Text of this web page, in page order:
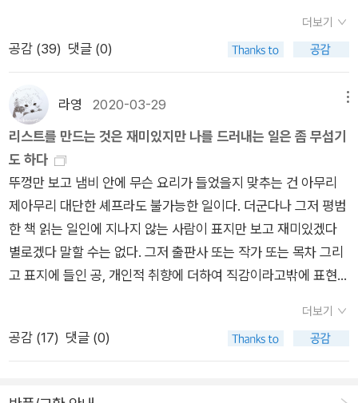
해 어딘가로 가야 하고, 어떤 시간에만 글을 쓰고, 도구는 어 째야
을 마칠 각오가 아니라면 피할 일이다.- p. 46 단풍철에 단풍을
보노라면 꽃이 생각난다. 화려했던 꽃하고는 다른 아름다움! 꽃을
피우지 못한 나무도 단풍은 아름답다. 도저히 같은 나무라고 여겨
지지 않을, 나무의 변신. 잎도 꽃도 없이 다 떨군 모습으로 겨울을
견디고, 봄이 되자 연초록 잎을 내밀고, 여름에 붉은 꽃을 피우더
니, 가을이 되자 울긋불긋한 단풍잎을 가진, 나무의 변신. 이제 그
마저 다 떨구고 겨울을 맞겠지. 단풍은 장엄한 저녁노을을 닮았
다. 특히 바다 속에 집을 짓듯 바다 위로 저무는 석양. 아침이나
마감과 같다고 생각한다. 마냥 천년만년, 아니, 영원히 산다면 우
리 삶이 절실할까? 죽음이라는 생의 마감이 있기에 살아 있는 동
안 다 아등바등하는 것 아닐까? 단지 죽음은 삶의 등에 얹혀서 숨
나오도록 교육해야 하는 게 현장 교사가 해야 할 일이 아니던가?!
코로나로 인해 온라인 개학을 한다고 하는 시점에 읽어서 인지 더
공감이 가면서 이 현실에 화가 난다. 학교에서 온라인 개학에 대
한 안내가 왔지만 역시나 쌍방향이 아닌 일방통행으로 진행이 되
는 거 같다. 내가 출근하고 혼자 있을 아이들, 혼자서 잘해주리라
믿지만 옆에서 지켜보지 못하니 답답하면서도 걱정이 된다. 그래
도 그 믿음을 가지고서 출근할 수밖에 없는 현실이니...마냥 천년
만년, 아니, 영원히 산다면 우리 삶이 절실할까? 죽음이라는 생의
마감이 있기에 살아 있는 동안 다 아등바등하는 것 아닐까? 단지
죽음은 삶의 등에 얹혀서 숨어 있다. 아니, 그림자이다. 좀체 자신
을 드러내지 않는다. 그러다 딱 한 번 모습을 드러낸다. 누구나 그
걸 알고 있다. 그러나 평소엔 죽음을 의식하지 않기에 남의 일이
다. 죽음이 자신의 일이 되었을 땐 이미 그는 죽음을 어쩌지 못한
형제 수만큼, 조카들 수만큼 휴대전화기도 같이 모였다. 휴대전화
자마자 모두들 휴대전화기 충전부터 한다. 벽의 전기 콘센트마다
도 않는 명함에 이 말을 적어놓고 있다.'쓴다,,, 또 쓴다~.'이 말은
쓰는 사람이고, 자기만의 독자가 있는 사람이지 여기 기웃 저기
학이다! p.47 _ 쓴다,,, 또 쓴다~ 문학은 그처럼 몹시 불완전한
말, 즉 '언어'를 도구로 한다! (p.51) _ 언어도단 _ 문학은 문학이
다. 언어를 도구로 언어로 문학을. 멋있는 분야. 인문학은 일단 호
통을 쳐서 기죽게 한 뒤 자신의 말을 듣게 하는 것도 아니고, 무조
건 상처를 다 받아주며 치유해주는 것도 아니다. 오로지 실체를
있는 그대로 보게 해주는 것. 그러기 위해 문학, 역사, 철학의 고
전이 필요한 것이지, 그 이상 그 이하도 아닌 듯. p.65 _ 개고생하
는 인문학! _ 인문학이 대중 속으로 들어온 것 까진 좋은데 인문
할 것 같이 느껴진다는 작가의 언급에 격한 공감을. ㅎㅎ 강자들
은 '승자 독식'에 익숙해져 좀체 자기와 다른 걸 못 참는다. 싹쓸이
에만 능하다. '너 죽고 나 죽자'라는 말에는 '네가 죽으면 나도 살
에 대한 숙고는 어떻게 우리가 다수의 이름으로 소수를 배척하고
희생시키는 ‘희생양’의 닫힌 구조 안으로 자진하여 들어가는가,
라는 질문으로도 이어진다. 한국의 심청과 성덕대왕신종부터, 혹
은 영국의 위커맨과 인도의 칼리 여신과 미국의 ‘제비뽑기’에 이
르기까지 다양한 경우의 수를 살펴봄으로써, 인신공양과 희생양
의 충격적인 결론으로부터 또 다른 차원으로 나아갈 수 있기를 희
망한다. 28호를 구입한게 엊그제일 같은데 지금 29호가 출간되
었다! 똑같은 하루하루가 지나가면서 그 시간들의 기억이 순삭되
는 지극히 보편적인 뇌과학의 현상을 내게서 보는 듯 하다. 인신
공양과 희생양이라니. 어쩌면 엔번방과도 연결지을 수 있는 내용
이 되려나. 아아, 세상은 넓고 미친놈은 자꾸만 생겨난다. 지금
읽고 있는 책은 이렇게 두 권이다. 오랫만에 사무실에 혼자 있으
면서 책만 읽으려니 너무 집중하는 것 같아 잠시 딴짓 중. 아니
뭐, 사실 그렇게 집중을 한 것도 아니지만.몽유병자들은 주말에
더보기
공감 (39) 댓글 (0)
라영 2020-03-29
리스트를 만드는 것은 재미있지만 나를 드러내는 일은 좀 무섭기
도 하다
뚜껑만 보고 냄비 안에 무슨 요리가 들었을지 맞추는 건 아무리
제아무리 대단한 셰프라도 불가능한 일이다. 더군다나 그저 평범
한 책 읽는 일인에 지나지 않는 사람이 표지만 보고 재미있겠다
별로겠다 말할 수는 없다. 그저 출판사 또는 작가 또는 목차 그리
고 표지에 들인 공, 개인적 취향에 더하여 직감이라고밖에 표현할
것이다. 그런 면에서 이 책은 작가에 대한 신뢰로 선택하게 되는
책이 되겠다. 철학적인 질문을 던지는 듯한 도전적인 제목이 붙었
다. 작가의 이력이 흥미로웠다. 글 쓰는 능력을 인정받아 중문과
더보기
공감 (17) 댓글 (0)